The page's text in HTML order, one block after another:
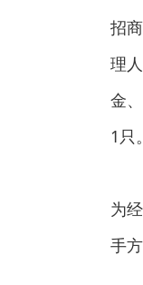
招
理
金
1只。
为
手